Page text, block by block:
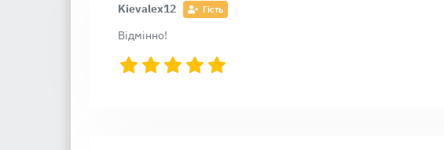
Kievalex12 Гість
Відмінно!